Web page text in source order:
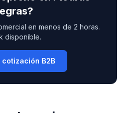
?
en menos de 2 horas.
disponible.
B2B